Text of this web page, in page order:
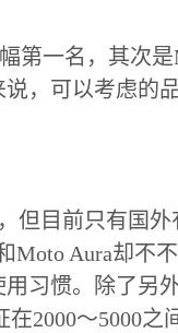
第一名，其次
，可以考虑的
但目前只有国
Moto Aura却
习惯。除了另
2000～5000之